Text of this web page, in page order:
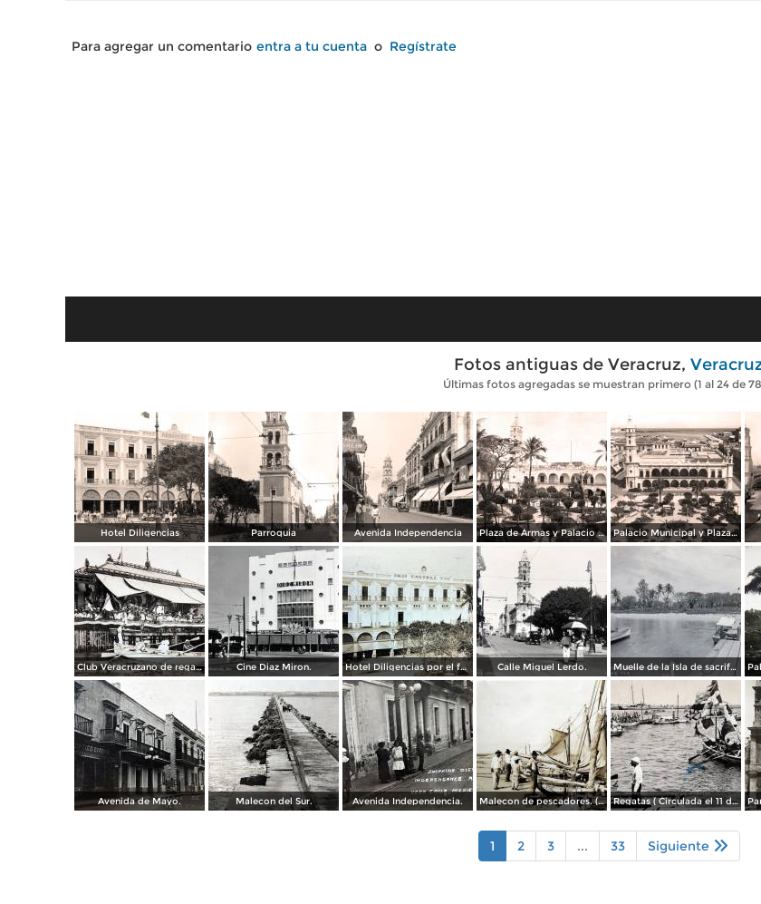
Para agregar un comentario entra a tu cuenta o Regístrate
Fotos antiguas de Veracruz,
Últimas fotos agregadas se muestran primero (1 al 24 de
Hotel Diligencias Parroquia Avenida Independencia Plaza de Armas y Palacio Municipal Palacio Municipal y Plaza de Armas
Club Veracruzano de regatas. Cine Diaz Miron. Hotel Diligencias por el fotografo Walter E Hadsell. ( Circulada el 17 de Febrero de 1914 ). Calle Miguel Lerdo. Muelle de la Isla de sacrificios.
Avenida de Mayo. Malecon del Sur. Avenida Independencia. Malecon de pescadores. ( Circulada el 12 de Agosto de 1911 ). Regatas ( Circulada el 11 de Abril de 1926 ).
1 2 3 ... 33 Siguiente